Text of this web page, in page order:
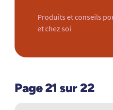
Produits et conseils
et chez soi
Page 21 sur 22